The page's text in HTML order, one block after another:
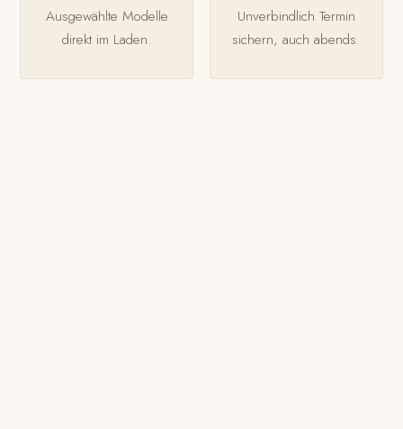
Ausgewählte Modelle
direkt im Laden.
Unverbindlich Termin
sichern, auch abends.